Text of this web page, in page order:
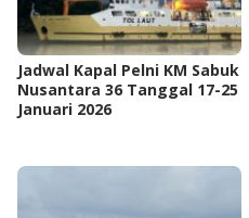
Jadwal Kapal Pelni KM Sabuk
Nusantara 36 Tanggal 17-25
Januari 2026